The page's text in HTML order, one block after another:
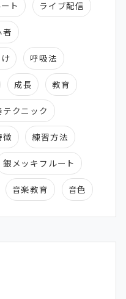
ト ライブ配信
者
呼吸法
成長 教育
テクニック
徴 練習方法
銀メッキフルート
音楽教育 音色